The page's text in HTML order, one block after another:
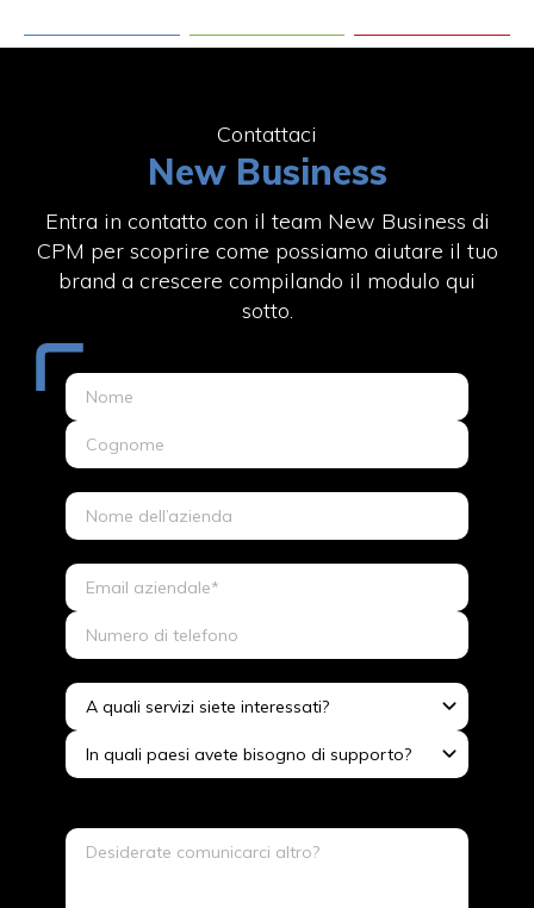
Contattaci
New Business
Entra in contatto con il team New Business di
CPM per scoprire come possiamo aiutare il tuo
brand a crescere compilando il modulo qui
sotto.
A quali servizi siete interessati?
In quali paesi avete bisogno di supporto?